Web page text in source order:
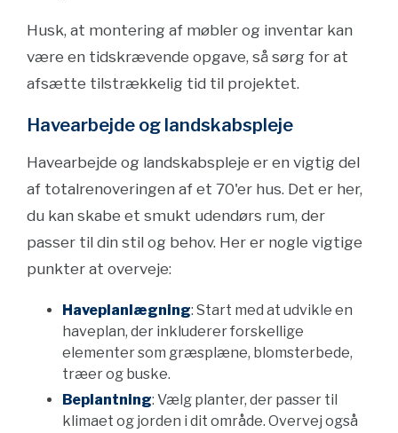
Husk, at montering af møbler og inventar kan
være en tidskrævende opgave, så sørg for at
afsætte tilstrækkelig tid til projektet.
Havearbejde og landskabspleje
Havearbejde og landskabspleje er en vigtig del
af totalrenoveringen af et 70'er hus. Det er her,
du kan skabe et smukt udendørs rum, der
passer til din stil og behov. Her er nogle vigtige
punkter at overveje:
Haveplanlægning: Start med at udvikle en
haveplan, der inkluderer forskellige
elementer som græsplæne, blomsterbede,
træer og buske.
Beplantning: Vælg planter, der passer til
klimaet og jorden i dit område. Overvej også